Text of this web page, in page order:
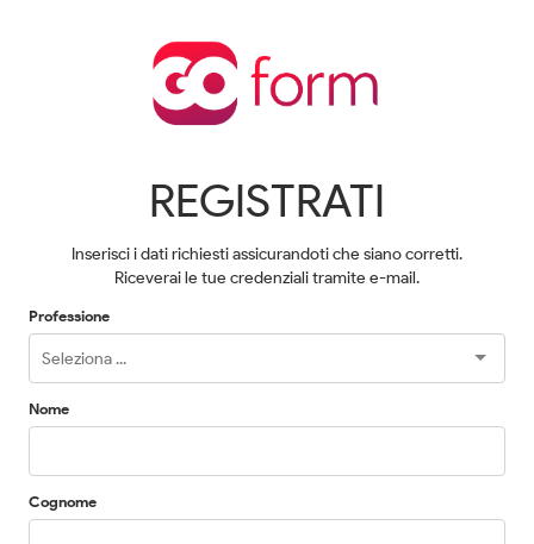
REGISTRATI
Inserisci i dati richiesti assicurandoti che siano corretti.
Riceverai le tue credenziali tramite e-mail.
Professione
Nome
Cognome